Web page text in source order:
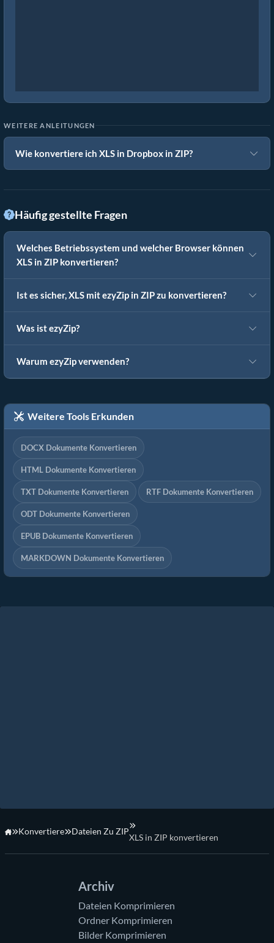
WEITERE ANLEITUNGEN
Wie konvertiere ich XLS in Dropbox in ZIP?
Häufig gestellte Fragen
Welches Betriebssystem und welcher Browser können
XLS in ZIP konvertieren?
Ist es sicher, XLS mit ezyZip in ZIP zu konvertieren?
Was ist ezyZip?
Warum ezyZip verwenden?
Weitere Tools Erkunden
DOCX Dokumente Konvertieren
HTML Dokumente Konvertieren
TXT Dokumente Konvertieren RTF Dokumente Konvertieren
ODT Dokumente Konvertieren
EPUB Dokumente Konvertieren
MARKDOWN Dokumente Konvertieren
Konvertiere Dateien Zu ZIP
XLS in ZIP konvertieren
Archiv
Dateien Komprimieren
Ordner Komprimieren
Bilder Komprimieren